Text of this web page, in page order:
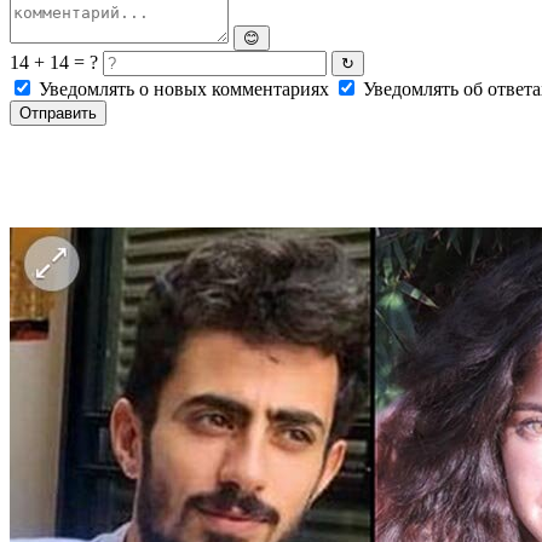
😊
14 + 14 = ? ↻
Уведомлять о новых комментариях Уведомлять об
Отправить